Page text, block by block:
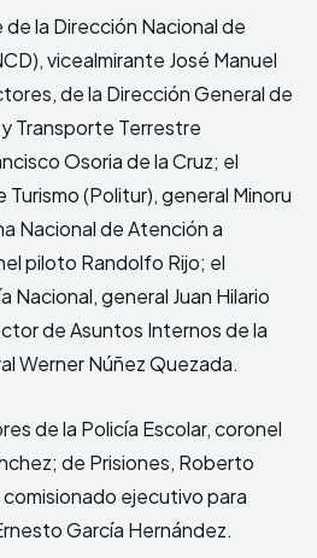
la Dirección Nacional de
vicealmirante José Manuel
de la Dirección General de
Transporte Terrestre
Osoria de la Cruz; el
(Politur), general Minoru
Nacional de Atención a
piloto Randolfo Rijo; el
Nacional, general Juan Hilario
de Asuntos Internos de la
Werner Núñez Quezada.
de la Policía Escolar, coronel
de Prisiones, Roberto
ejecutivo para
García Hernández.